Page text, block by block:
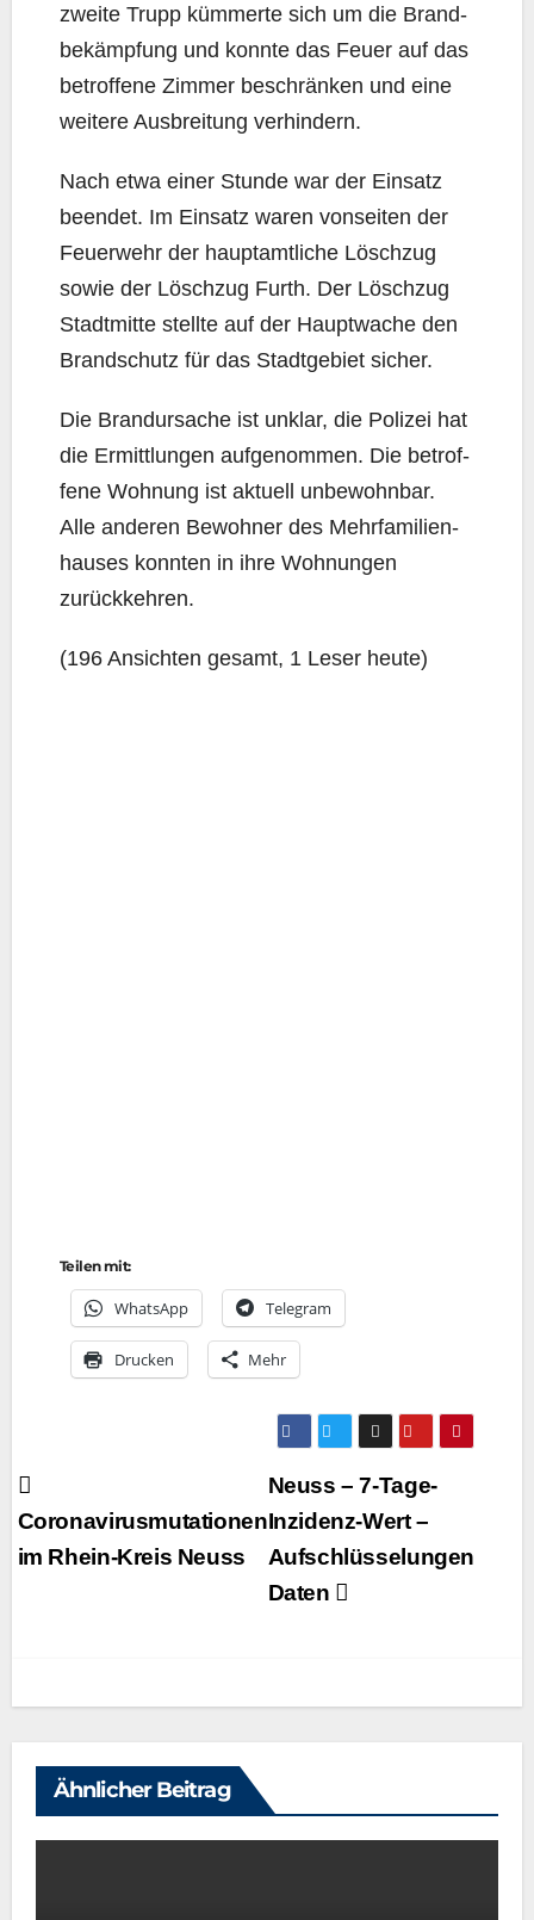
zwei­te Trupp küm­mer­te sich um die Brand­
be­kämp­fung und konn­te das Feu­er auf das
betrof­fe­ne Zim­mer beschrän­ken und eine
wei­te­re Aus­brei­tung verhindern.
Nach etwa einer Stun­de war der Ein­satz
been­det. Im Ein­satz waren von­sei­ten der
Feu­er­wehr der haupt­amt­li­che Lösch­zug
sowie der Lösch­zug Furth. Der Lösch­zug
Stadt­mit­te stell­te auf der Haupt­wa­che den
Brand­schutz für das Stadt­ge­biet sicher.
Die Brand­ur­sa­che ist unklar, die Poli­zei hat
die Ermitt­lun­gen auf­ge­nom­men. Die betrof­
fe­ne Woh­nung ist aktu­ell unbe­wohn­bar.
Alle ande­ren Bewoh­ner des Mehr­fa­mi­li­en­
hau­ses konn­ten in ihre Woh­nun­gen
zurückkehren.
(196 Ansich­ten gesamt, 1 Leser heute)
Teilen mit:
Whats­App Tele­gram
Dru­cken Mehr
Beitragsnavigation
Neuss – 7‑Tage-
Inzidenz-Wert –
Aufschlüsselungen
Daten
Coronavirusmutationen
im Rhein-Kreis Neuss
Ähnlicher Beitrag